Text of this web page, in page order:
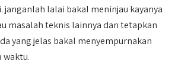
janganlah lalai bakal meninjau kayanya
masalah teknis lainnya dan tetapkan
yang jelas bakal menyempurnakan
waktu.